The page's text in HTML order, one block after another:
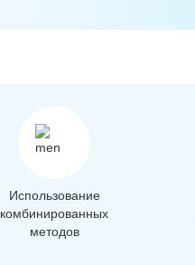
Использование
комбинированных
методов